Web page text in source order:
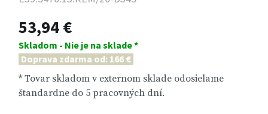
53,94 €
Skladom - Nie je na sklade *
Doprava zdarma od: 166 €
* Tovar skladom v externom sklade odosielame
štandardne do 5 pracovných dní.